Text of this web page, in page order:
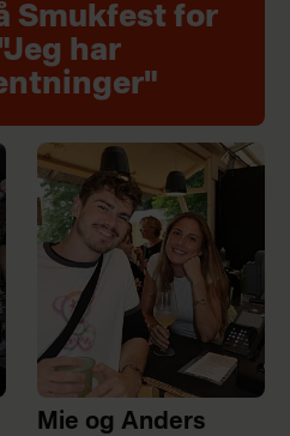
Smukfest for
har
Mie og Anders